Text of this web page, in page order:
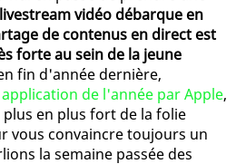
vidéo débarque en
de contenus en direct est
forte au sein de la jeune
fin d'année dernière,
de l'année par Apple,
en plus fort de la folie
vous convaincre toujours un
la semaine passée des